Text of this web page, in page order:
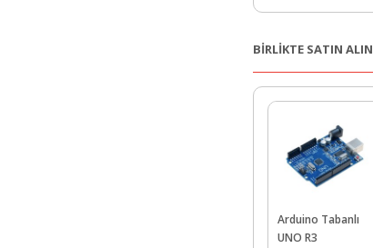
BİRLİKTE SATIN
Arduino Tabanlı
UNO R3